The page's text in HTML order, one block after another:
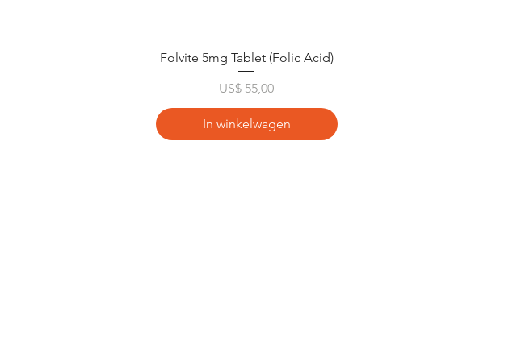
Snel overzicht
Folvite 5mg Tablet (Folic Acid)
Prijs
US$ 55,00
In winkelwagen